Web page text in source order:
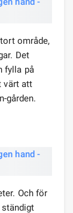
område,
Det
fylla på
värt att
gården.
Och för